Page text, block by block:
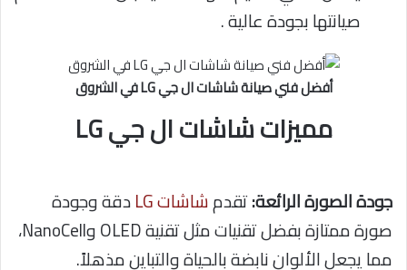
صيانتها بجودة عالية .
أفضل فني صيانة شاشات ال جي LG في الشروق
مميزات شاشات ال جي LG
جودة الصورة الرائعة:تقدمشاشات LG
دقة وجودة
صورة ممتازة بفضل تقنيات مثل تقنية OLED وNanoCell،
مما يجعل الألوان نابضة بالحياة والتباين مذهلاً.